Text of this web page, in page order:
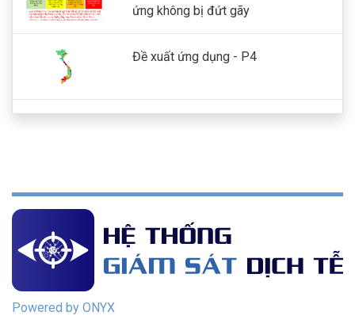
ứng không bị đứt gãy
Đề xuất ứng dụng - P4
Giải pháp hộ chiếu vaccine
Powered by ONYX